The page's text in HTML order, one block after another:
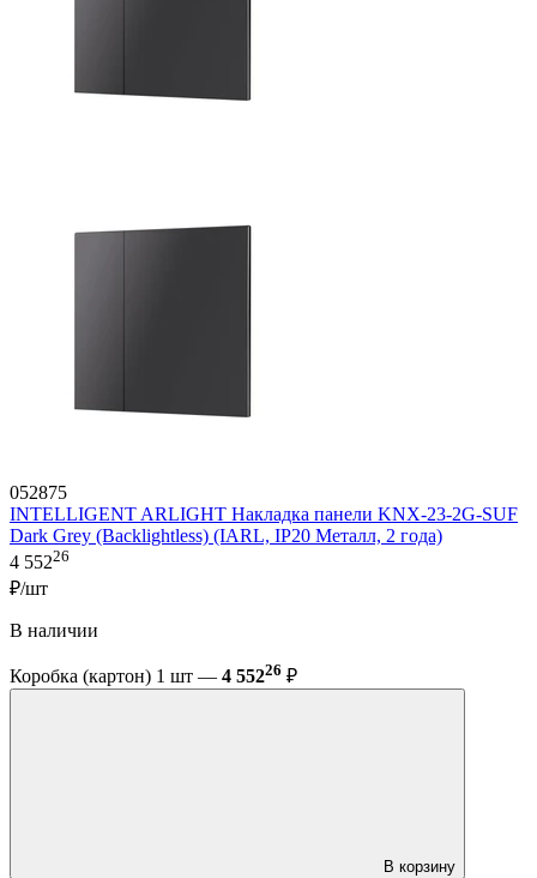
052875
INTELLIGENT ARLIGHT Накладка панели KNX-23-2G-SUF
Dark Grey (Backlightless) (IARL, IP20 Металл, 2 года)
4 55226
₽/шт
В наличии
Коробка (картон) 1 шт — 4 55226 ₽
В корзину